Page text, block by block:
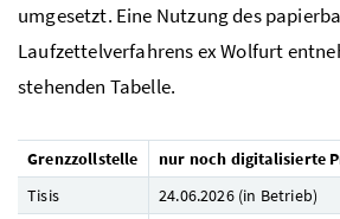
umgesetzt. Eine Nutzung des
Laufzettelverfahrens ex Wolfurt
stehenden Tabelle.
Grenzzollstelle
nur noch digitalisierte
Tisis
24.06.2026 (in Betrieb)